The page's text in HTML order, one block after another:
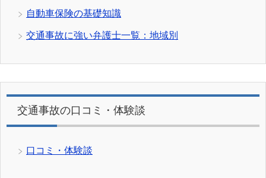
自動車保険の基礎知識
交通事故に強い弁護士一覧：地域別
交通事故の口コミ・体験談
口コミ・体験談